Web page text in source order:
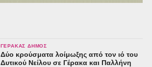
ΓΈΡΑΚΑΣ ΔΉΜΟΣ
Δύο κρούσματα λοίμωξης από τον ιό του
Δυτικού Νείλου σε Γέρακα και Παλλήνη